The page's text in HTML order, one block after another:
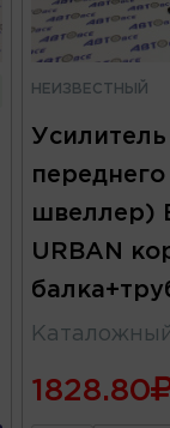
НЕИЗВЕСТНЫЙ
швеллер)
URBAN
1828.80